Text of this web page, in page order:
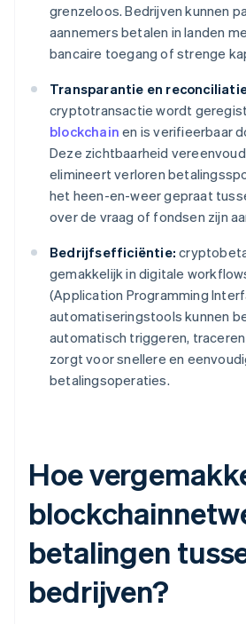
grenzeloos. Bedrijven kunnen
aannemers betalen in landen
bancaire toegang of strenge
Transparantie en
cryptotransactie wordt
blockchain en is verifieerbaar
Deze zichtbaarheid
elimineert verloren
het heen-en-weer gepraat
over de vraag of fondsen zijn
Bedrijfsefficiëntie:
gemakkelijk in digitale
(Application Programming
automatiseringstools kunnen
automatisch triggeren,
zorgt voor snellere en
betalingsoperaties.
Hoe
betalingen
bedrijven?